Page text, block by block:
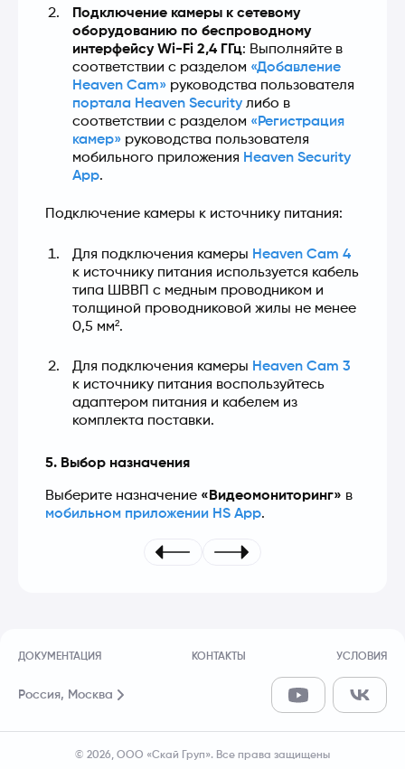
Подключение камеры к сетевому
оборудованию по беспроводному
интерфейсу Wi-Fi 2,4 ГГц: Выполняйте в
соответствии с разделом «Добавление
Heaven Cam»
портала Heaven Security либо в
соответствии с разделом «Регистрация
камер» руководства пользователя
мобильного приложения Heaven Security
App.
Подключение камеры к источнику питания:
Для подключения камеры Heaven Cam 4
к источнику питания используется кабель
типа ШВВП с медным проводником и
толщиной проводниковой жилы не менее
0,5 мм².
Для подключения камеры Heaven Cam 3
к источнику питания воспользуйтесь
адаптером питания и кабелем из
комплекта поставки.
5. Выбор назначения
Выберите назначение «Видеомониторинг»
мобильном приложении HS App.
© 2026, ООО «Скай Груп». Все права защищены
ДОКУМЕНТАЦИЯ КОНТАКТЫ УСЛОВИЯ
Россия, Москва